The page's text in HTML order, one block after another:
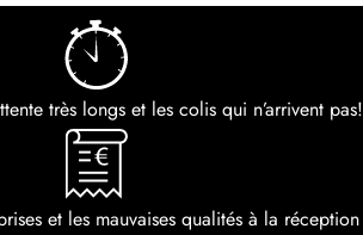
très longs et les colis qui n’arrivent pas!
et les mauvaises qualités à la réception